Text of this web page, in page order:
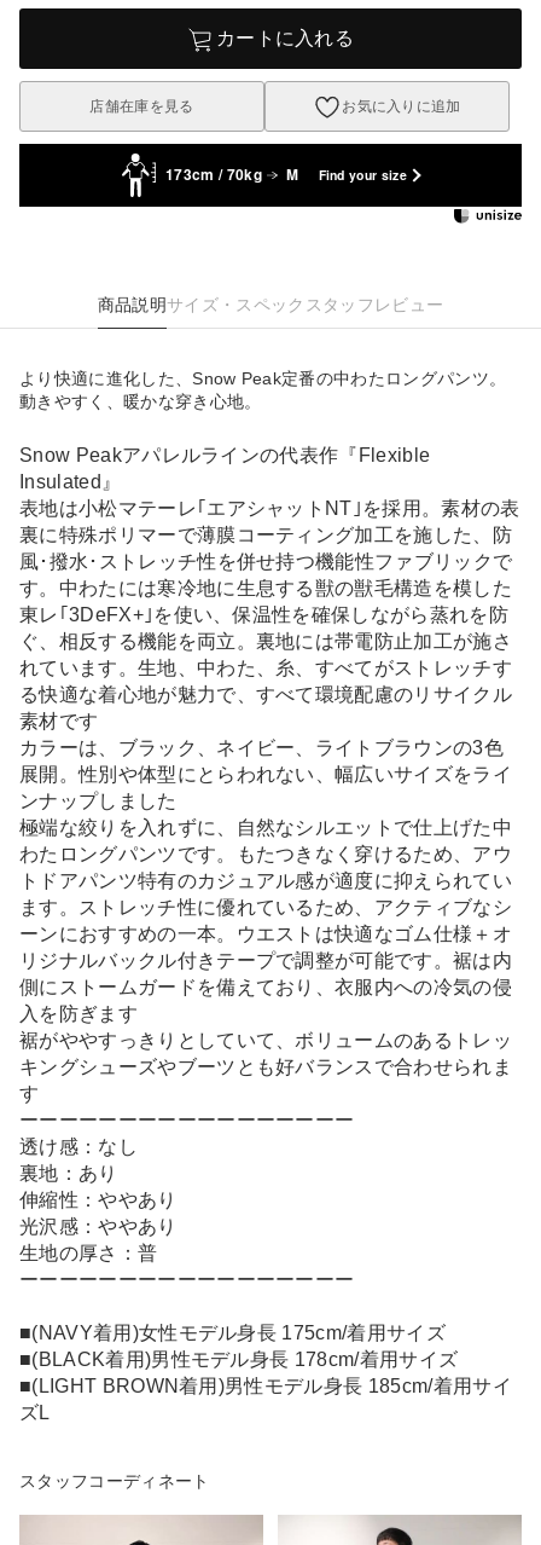
カートに入れる
店舗在庫を見る お気に入りに追加
173cm / 70kg M Find your size
商品説明サイズ・スペック スタッフレビュー
より快適に進化した、Snow Peak定番の中わたロングパンツ。
動きやすく、暖かな穿き心地。
Snow Peakアパレルラインの代表作『Flexible
Insulated』
表地は小松マテーレ｢エアシャットNT｣を採用。素材の表
裏に特殊ポリマーで薄膜コーティング加工を施した、防
風･撥水･ストレッチ性を併せ持つ機能性ファブリックで
す。中わたには寒冷地に生息する獣の獣毛構造を模した
東レ｢3DeFX+｣を使い、保温性を確保しながら蒸れを防
ぐ、相反する機能を両立。裏地には帯電防止加工が施さ
れています。生地、中わた、糸、すべてがストレッチす
る快適な着心地が魅力で、すべて環境配慮のリサイクル
素材です
カラーは、ブラック、ネイビー、ライトブラウンの3色
展開。性別や体型にとらわれない、幅広いサイズをライ
ンナップしました
極端な絞りを入れずに、自然なシルエットで仕上げた中
わたロングパンツです。もたつきなく穿けるため、アウ
トドアパンツ特有のカジュアル感が適度に抑えられてい
ます。ストレッチ性に優れているため、アクティブなシ
ーンにおすすめの一本。ウエストは快適なゴム仕様＋オ
リジナルバックル付きテープで調整が可能です。裾は内
側にストームガードを備えており、衣服内への冷気の侵
入を防ぎます
裾がややすっきりとしていて、ボリュームのあるトレッ
キングシューズやブーツとも好バランスで合わせられま
す
ーーーーーーーーーーーーーーーーー
透け感：なし
裏地：あり
伸縮性：ややあり
光沢感：ややあり
生地の厚さ：普
ーーーーーーーーーーーーーーーーー
■(NAVY着用)女性モデル身長 175cm/着用サイズ
■(BLACK着用)男性モデル身長 178cm/着用サイズ
■(LIGHT BROWN着用)男性モデル身長 185cm/着用サイ
ズL
スタッフコーディネート